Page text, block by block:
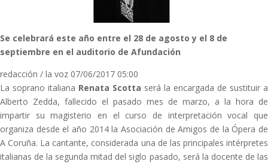
Se celebrará este año entre el 28 de agosto y el 8 de
septiembre en el auditorio de Afundación
redacción / la voz 07/06/2017 05:00
La soprano italiana Renata Scotta será la encargada de sustituir a
Alberto Zedda, fallecido el pasado mes de marzo, a la hora de
impartir su magisterio en el curso de interpretación vocal que
organiza desde el año 2014 la Asociación de Amigos de la Ópera de
A Coruña. La cantante, considerada una de las principales intérpretes
italianas de la segunda mitad del siglo pasado, será la docente de las